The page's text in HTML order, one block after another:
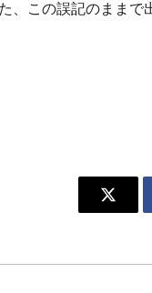
、この誤記のままで